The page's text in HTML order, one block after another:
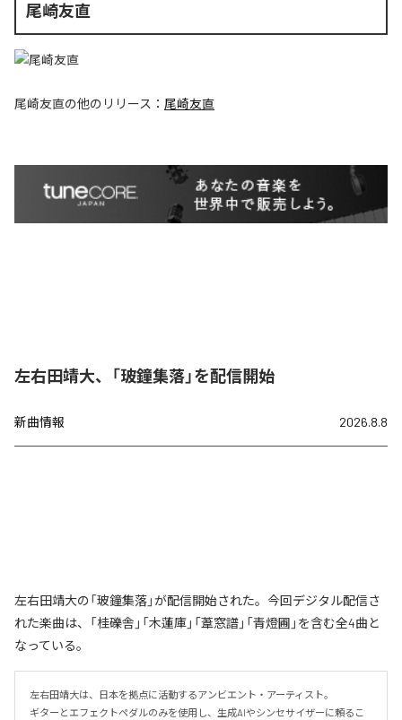
尾崎友直
尾崎友直の他のリリース： 尾崎友直
左右田靖大、「玻鐘集落」を配信開始
新曲情報 2026.8.8
左右田靖大の「玻鐘集落」が配信開始された。今回デジタル配信さ
れた楽曲は、「桂礫舎」「木蓮庫」「葦窓譜」「青燈圃」を含む全4曲と
なっている。
左右田靖大は、日本を拠点に活動するアンビエント・アーティスト。
ギターとエフェクトペダルのみを使用し、生成AIやシンセサイザーに頼るこ